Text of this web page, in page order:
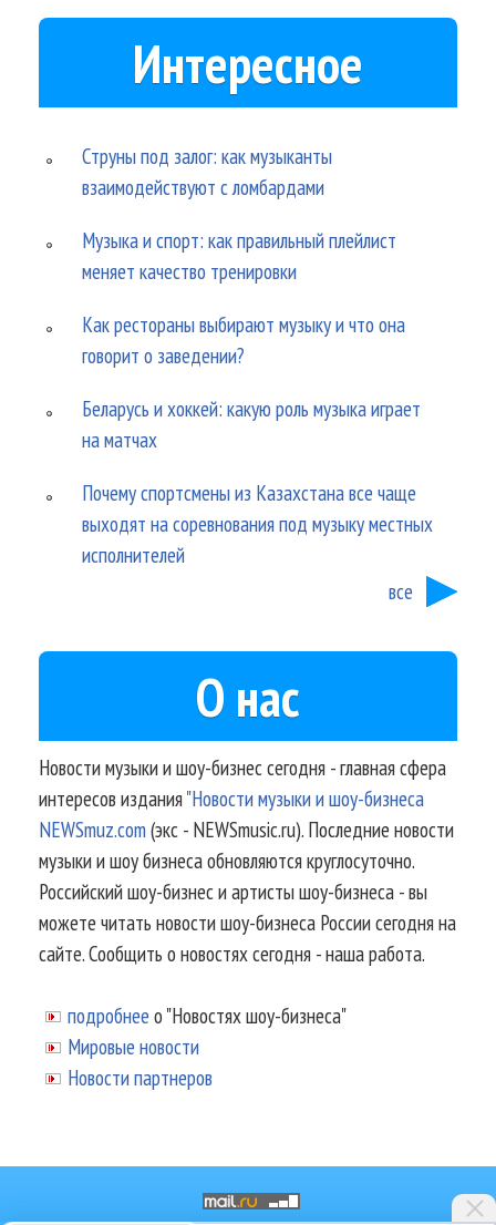
Интересное
Струны под залог: как музыканты
взаимодействуют с ломбардами
Музыка и спорт: как правильный плейлист
меняет качество тренировки
Как рестораны выбирают музыку и что она
говорит о заведении?
Беларусь и хоккей: какую роль музыка играет
на матчах
Почему спортсмены из Казахстана все чаще
выходят на соревнования под музыку местных
исполнителей
все
О нас
Новости музыки и шоу-бизнес сегодня - главная сфера
интересов издания"Новости музыки и шоу-бизнеса
NEWSmuz.com(экс - NEWSmusic.ru). Последние новости
музыки и шоу бизнеса обновляются круглосуточно.
Российский шоу-бизнес и артисты шоу-бизнеса - вы
можете читать новости шоу-бизнеса России сегодня на
сайте. Сообщить о новостях сегодня - наша работа.
подробнее о "Новостях шоу-бизнеса"
Мировые новости
Новости партнеров